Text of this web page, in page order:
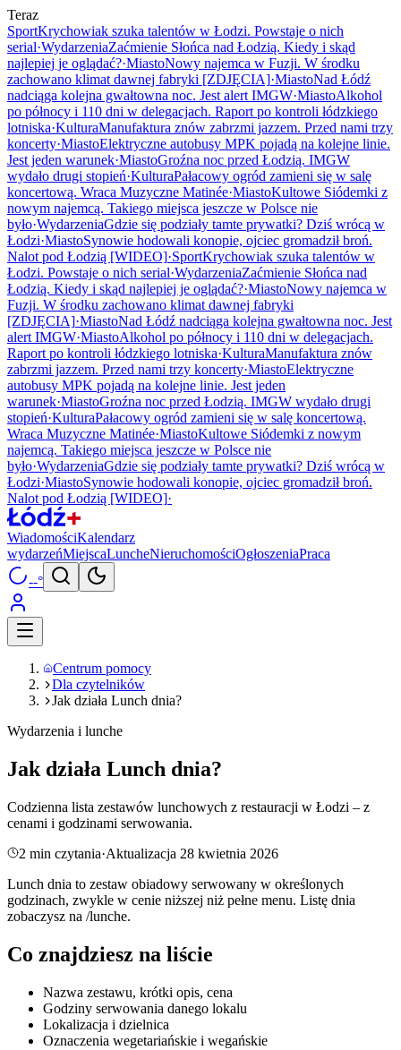
Teraz
SportKrychowiak szuka talentów w Łodzi. Powstaje o nich
serial·WydarzeniaZaćmienie Słońca nad Łodzią. Kiedy i skąd
najlepiej je oglądać?·MiastoNowy najemca w Fuzji. W środku
zachowano klimat dawnej fabryki [ZDJĘCIA]·MiastoNad Łódź
nadciąga kolejna gwałtowna noc. Jest alert IMGW·MiastoAlkohol
po północy i 110 dni w delegacjach. Raport po kontroli łódzkiego
lotniska·KulturaManufaktura znów zabrzmi jazzem. Przed nami trzy
koncerty·MiastoElektryczne autobusy MPK pojadą na kolejne linie.
Jest jeden warunek·MiastoGroźna noc przed Łodzią. IMGW
wydało drugi stopień·KulturaPałacowy ogród zamieni się w salę
koncertową. Wraca Muzyczne Matinée·MiastoKultowe Siódemki z
nowym najemcą. Takiego miejsca jeszcze w Polsce nie
było·WydarzeniaGdzie się podziały tamte prywatki? Dziś wrócą w
Łodzi·MiastoSynowie hodowali konopie, ojciec gromadził broń.
Nalot pod Łodzią [WIDEO]·SportKrychowiak szuka talentów w
Łodzi. Powstaje o nich serial·WydarzeniaZaćmienie Słońca nad
Łodzią. Kiedy i skąd najlepiej je oglądać?·MiastoNowy najemca w
Fuzji. W środku zachowano klimat dawnej fabryki
[ZDJĘCIA]·MiastoNad Łódź nadciąga kolejna gwałtowna noc. Jest
alert IMGW·MiastoAlkohol po północy i 110 dni w delegacjach.
Raport po kontroli łódzkiego lotniska·KulturaManufaktura znów
zabrzmi jazzem. Przed nami trzy koncerty·MiastoElektryczne
autobusy MPK pojadą na kolejne linie. Jest jeden
warunek·MiastoGroźna noc przed Łodzią. IMGW wydało drugi
stopień·KulturaPałacowy ogród zamieni się w salę koncertową.
Wraca Muzyczne Matinée·MiastoKultowe Siódemki z nowym
najemcą. Takiego miejsca jeszcze w Polsce nie
było·WydarzeniaGdzie się podziały tamte prywatki? Dziś wrócą w
Łodzi·MiastoSynowie hodowali konopie, ojciec gromadził broń.
Nalot pod Łodzią [WIDEO]·
WiadomościKalendarz
wydarzeńMiejscaLuncheNieruchomościOgłoszeniaPraca
--°
Centrum pomocy
Dla czytelników
Jak działa Lunch dnia?
Wydarzenia i lunche
Jak działa Lunch dnia?
Codzienna lista zestawów lunchowych z restauracji w Łodzi – z
cenami i godzinami serwowania.
2 min czytania·Aktualizacja 28 kwietnia 2026
Lunch dnia to zestaw obiadowy serwowany w określonych
godzinach, zwykle w cenie niższej niż pełne menu. Listę dnia
zobaczysz na /lunche.
Co znajdziesz na liście
Nazwa zestawu, krótki opis, cena
Godziny serwowania danego lokalu
Lokalizacja i dzielnica
Oznaczenia wegetariańskie i wegańskie